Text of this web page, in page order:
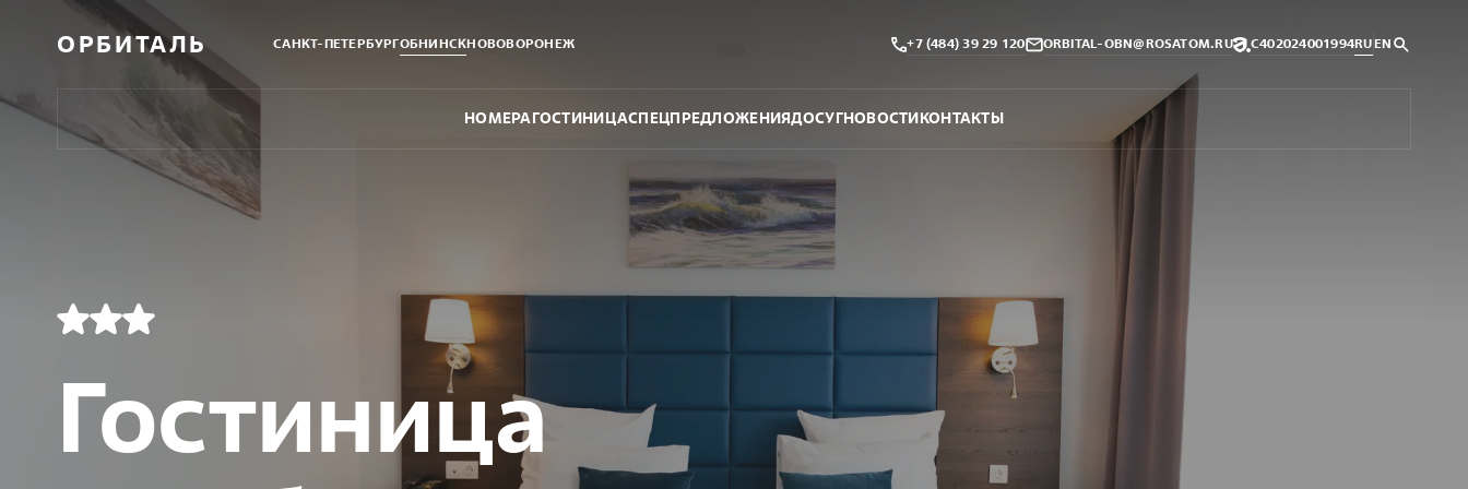
ОРБИТАЛЬ САНКТ-ПЕТЕРБУРГОБНИНСКНОВОВОРОНЕЖ +7 (484) 39 29 120 ORBITAL-OBN@ROSATOM.RU С402024001994RUEN
НОМЕРАГОСТИНИЦАСПЕЦПРЕДЛОЖЕНИЯДОСУГНОВОСТИКОНТАКТЫ
Гостиница